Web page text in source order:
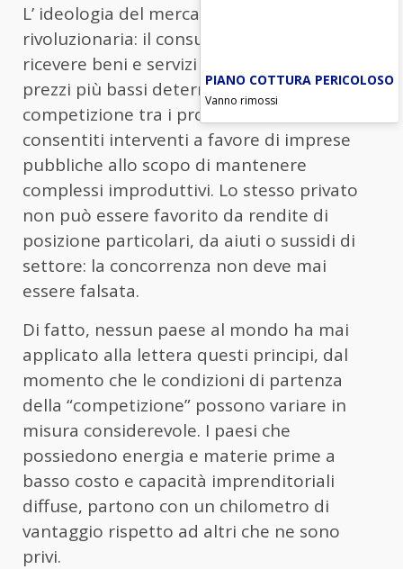
L’ ideologia del mercato è in sé
rivoluzionaria: il consumatore ha il diritto di
ricevere beni e servizi di buona qualità, ai
prezzi più bassi determinati dall’effettiva
competizione tra i produttori. Non sono
consentiti interventi a favore di imprese
pubbliche allo scopo di mantenere
complessi improduttivi. Lo stesso privato
non può essere favorito da rendite di
posizione particolari, da aiuti o sussidi di
settore: la concorrenza non deve mai
essere falsata.
Di fatto, nessun paese al mondo ha mai
applicato alla lettera questi principi, dal
momento che le condizioni di partenza
della “competizione” possono variare in
misura considerevole. I paesi che
possiedono energia e materie prime a
basso costo e capacità imprenditoriali
diffuse, partono con un chilometro di
vantaggio rispetto ad altri che ne sono
privi.
PIANO COTTURA PERICOLOSO
Vanno rimossi